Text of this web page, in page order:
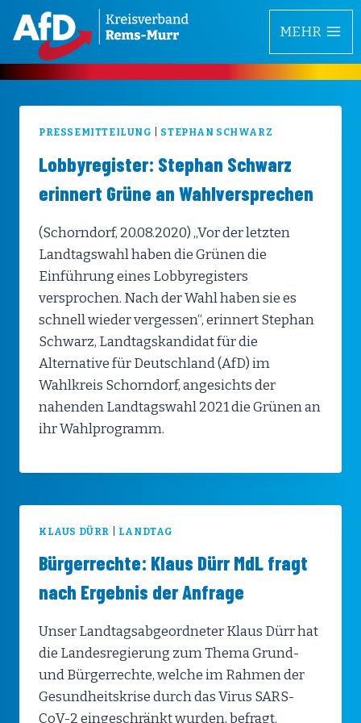
Inhalt
springen
MEHR
PRESSEMITTEILUNG STEPHAN SCHWARZ
Lobbyregister: Stephan Schwarz
erinnert Grüne an Wahlversprechen
(Schorndorf, 20.08.2020) „Vor der letzten
Landtagswahl haben die Grünen die
Einführung eines Lobbyregisters
versprochen. Nach der Wahl haben sie es
schnell wieder vergessen“, erinnert Stephan
Schwarz, Landtagskandidat für die
Alternative für Deutschland (AfD) im
Wahlkreis Schorndorf, angesichts der
nahenden Landtagswahl 2021 die Grünen an
ihr Wahlprogramm.
KLAUS DÜRR LANDTAG
Bürgerrechte: Klaus Dürr MdL fragt
nach Ergebnis der Anfrage
Unser Landtagsabgeordneter Klaus Dürr hat
die Landesregierung zum Thema Grund-
und Bürgerrechte, welche im Rahmen der
Gesundheitskrise durch das Virus SARS-
CoV-2 eingeschränkt wurden, befragt.